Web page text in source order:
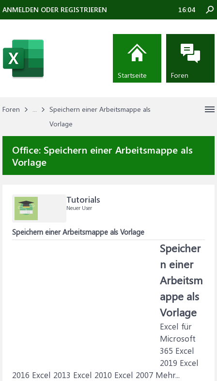
Foren ...
Speichern einer Arbeitsmappe als
Vorlage
Office: Speichern einer Arbeitsmappe als
Vorlage
Tutorials
Neuer User
Speichern einer Arbeitsmappe als Vorlage
Speicher
n einer
Arbeitsm
appe als
Vorlage
Excel für
Microsoft
365 Excel
2019 Excel
2016 Excel 2013 Excel 2010 Excel 2007 Mehr...
ANMELDEN ODER REGISTRIEREN 16:04
Startseite Foren